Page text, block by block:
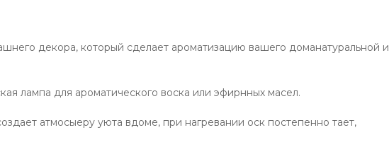
декора, который сделает ароматизацию вашего доманатуральной и
лампа для ароматического воска или эфирнных масел.
атмосыеру уюта вдоме, при нагревании оск постепенно тает,